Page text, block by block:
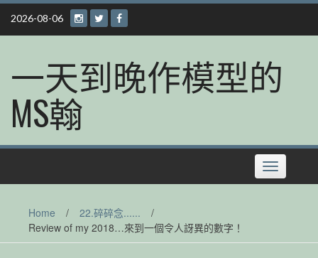
Skip
content
2026-08-06
一天到晚作模型的
MS翰
Toggle
navigation
Home / 22.碎碎念......
/
Review of my 2018…來到一個令人訝異的數字！